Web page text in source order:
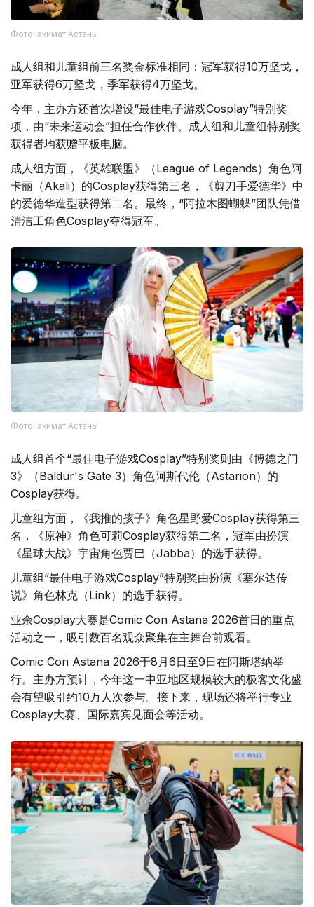
Фото: акимат Астаны
成人组和儿童组前三名奖金标准相同：冠军获得10万坚戈，
亚军获得6万坚戈，季军获得4万坚戈。
今年，主办方还首次增设“最佳电子游戏Cosplay”特别奖
项，由“未来运动会”担任合作伙伴。成人组和儿童组特别奖
获得者均获赠平板电脑。
成人组方面，《英雄联盟》（League of Legends）角色阿
卡丽（Akali）的Cosplay获得第三名，《剪刀手爱德华》中
的爱德华造型获得第二名。最终，“阿拉木图蝴蝶”团队凭借
清洁工角色Cosplay夺得冠军。
Фото: акимат Астаны
成人组首个“最佳电子游戏Cosplay”特别奖则由《博德之门
3》（Baldur's Gate 3）角色阿斯代伦（Astarion）的
Cosplay获得。
儿童组方面，《我推的孩子》角色星野爱Cosplay获得第三
名，《原神》角色可莉Cosplay获得第二名，冠军由扮演
《星球大战》宇宙角色贾巴（Jabba）的选手获得。
儿童组“最佳电子游戏Cosplay”特别奖由扮演《塞尔达传
说》角色林克（Link）的选手获得。
业余Cosplay大赛是Comic Con Astana 2026首日的重点
活动之一，吸引数百名观众聚集在主舞台前观看。
Comic Con Astana 2026于8月6日至9日在阿斯塔纳举
行。主办方预计，今年这一中亚地区规模较大的极客文化盛
会有望吸引约10万人次参与。接下来，现场还将举行专业
Cosplay大赛、国际嘉宾见面会等活动。